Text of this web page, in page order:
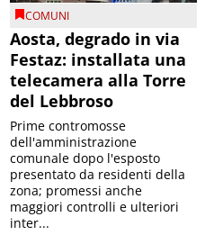
COMUNI
Aosta, degrado in via
Festaz: installata una
telecamera alla Torre
del Lebbroso
Prime contromosse
dell'amministrazione
comunale dopo l'esposto
presentato da residenti della
zona; promessi anche
maggiori controlli e ulteriori
inter...